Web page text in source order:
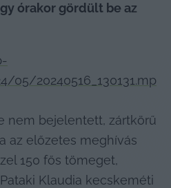
órakor gördült be az
20240516_130131.mp
nem bejelentett, zártkörű
az előzetes meghívás
150 fős tömeget,
Klaudia kecskeméti